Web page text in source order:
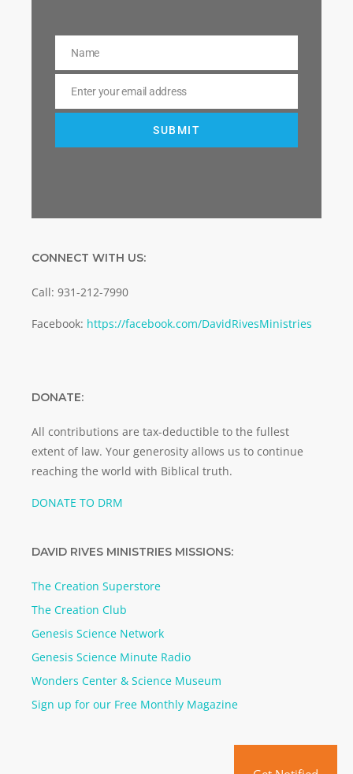
Name
Name
Email
Enter your email address
SUBMIT
CONNECT WITH US:
Call: 931-212-7990
Facebook: https://facebook.com/DavidRivesMinistries
DONATE:
All contributions are tax-deductible to the fullest
extent of law. Your generosity allows us to continue
reaching the world with Biblical truth.
DONATE TO DRM
DAVID RIVES MINISTRIES MISSIONS:
The Creation Superstore
The Creation Club
Genesis Science Network
Genesis Science Minute Radio
Wonders Center & Science Museum
Sign up for our Free Monthly Magazine